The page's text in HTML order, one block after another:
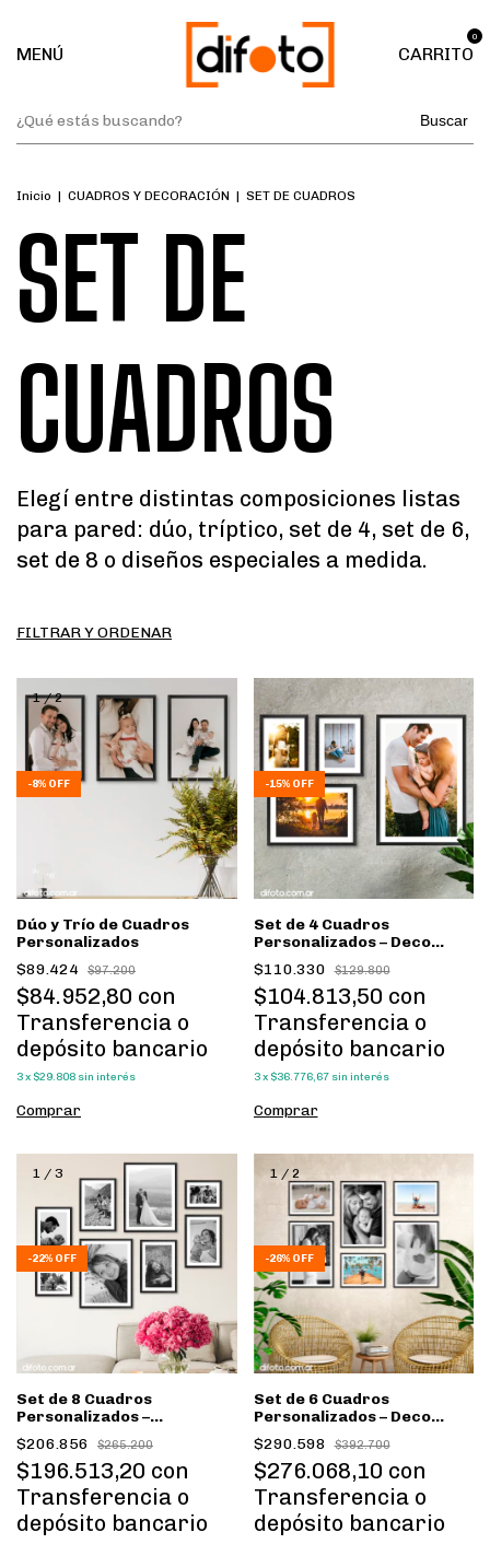
MENÚ CARRITO
0
Buscar
Inicio | CUADROS Y DECORACIÓN | SET DE CUADROS
SET DE
CUADROS
Elegí entre distintas composiciones listas
para pared: dúo, tríptico, set de 4, set de 6,
set de 8 o diseños especiales a medida.
FILTRAR Y ORDENAR
1/2
-8% OFF
Dúo y Trío de Cuadros
Personalizados
$89.424
$97.200
$84.952,80 con
Transferencia o
depósito bancario
3x $29.808 sin interés
Comprar
-15% OFF
Set de 4 Cuadros
Personalizados – Deco
Pared
$110.330 $129.800
$104.813,50 con
Transferencia o
depósito bancario
3 x $36.776,67 sin interés
Comprar
1 / 3
-22% OFF
Set de 8 Cuadros
Personalizados –
Composición Deco
$206.856 $265.200
$196.513,20 con
Transferencia o
depósito bancario
1 / 2
-26% OFF
Set de 6 Cuadros
Personalizados – Deco
Pared
$290.598 $392.700
$276.068,10 con
Transferencia o
depósito bancario